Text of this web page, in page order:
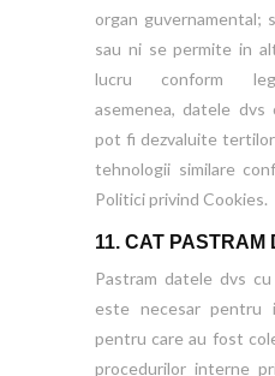
organ guvernamental;
sau ni se permite in
lucru conform
asemenea, datele dvs
pot fi dezvaluite
tehnologii similare
Politici privind Cookies.
11. CAT PASTRAM
Pastram datele dvs
este necesar pentru
pentru care au fost
procedurilor interne